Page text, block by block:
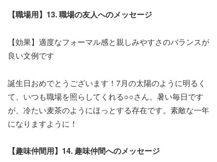
【職場用】13. 職場の友人へのメッセージ
【効果】適度なフォーマル感と親しみやすさのバランスが
良い文例です
誕生日おめでとうございます！7月の太陽のように明るく
て、いつも職場を照らしてくれる○○さん。暑い毎日です
が、冷たい麦茶のようにほっとする存在です。素敵な一年
になりますように！
【趣味仲間用】14. 趣味仲間へのメッセージ